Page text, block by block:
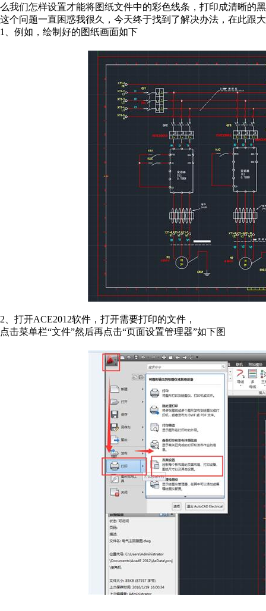
么我们怎样设置才能将图纸文件中的彩色线条，打印成清晰的
这个问题一直困惑我很久，今天终于找到了解决办法，在此跟
1、例如，绘制好的图纸画面如下
2、打开ACE2012软件，打开需要打印的文件，
点击菜单栏“文件”然后再点击“页面设置管理器”如下图